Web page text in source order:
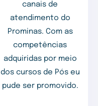
canais de
atendimento do
Prominas. Com as
competências
adquiridas por meio
dos cursos de Pós eu
pude ser promovido.